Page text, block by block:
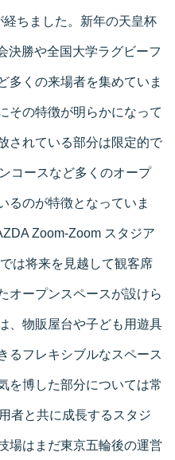
ちました。新年の天皇杯
決勝や全国大学ラグビーフ
多くの来場者を集めていま
その特徴が明らかになって
されている部分は限定的で
コースなど多くのオープ
るのが特徴となっていま
Zoom-Zoom スタジア
は将来を見越して観客席
オープンスペースが設けら
、物販屋台や子ども用遊具
るフレキシブルなスペース
を博した部分については常
者と共に成長するスタジ
場はまだ東京五輪後の運営